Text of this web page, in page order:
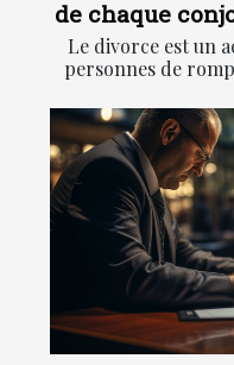
de chaque
Le divorce est un
personnes de